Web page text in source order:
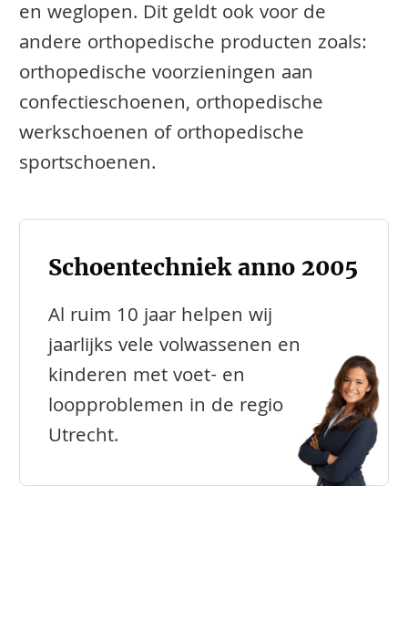
en weglopen. Dit geldt ook voor de
andere orthopedische producten zoals:
orthopedische voorzieningen aan
confectieschoenen, orthopedische
werkschoenen of orthopedische
sportschoenen.
Schoentechniek anno 2005
Al ruim 10 jaar helpen wij
jaarlijks vele volwassenen en
kinderen met voet- en
loopproblemen in de regio
Utrecht.